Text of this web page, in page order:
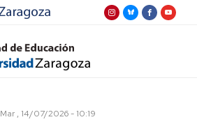
Mar , 14/07/2026 - 10:19